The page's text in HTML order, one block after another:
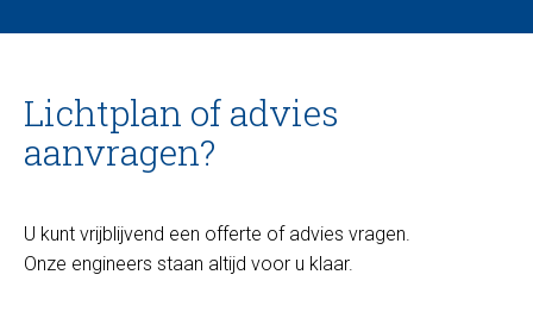
Lichtplan of advies
aanvragen?
U kunt vrijblijvend een offerte of advies vragen.
Onze engineers staan altijd voor u klaar.